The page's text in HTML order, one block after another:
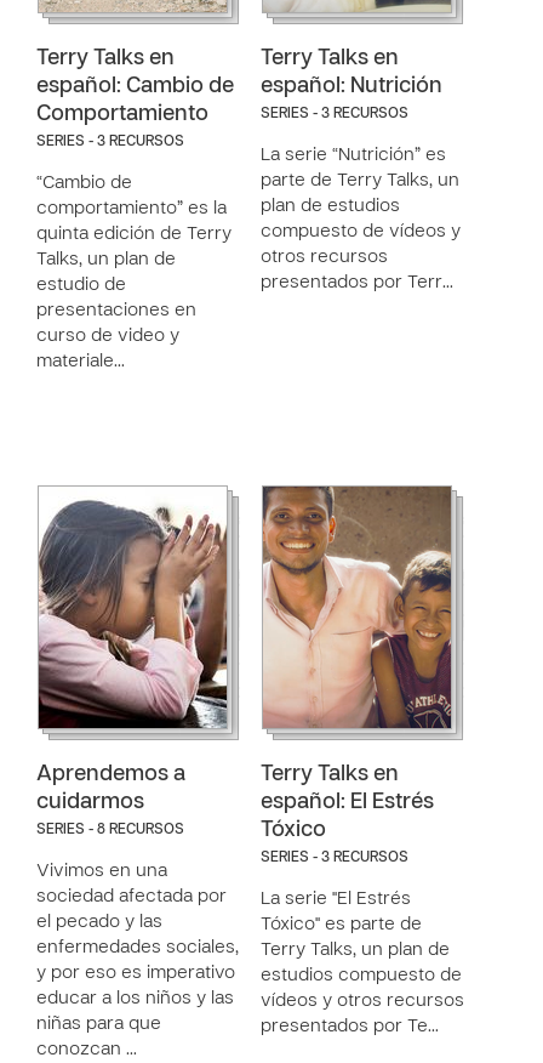
Terry Talks en
español: Cambio de
Comportamiento
SERIES - 3 RECURSOS
“Cambio de
comportamiento” es la
quinta edición de Terry
Talks, un plan de
estudio de
presentaciones en
curso de video y
materiale…
Terry Talks en
español: Nutrición
SERIES - 3 RECURSOS
La serie “Nutrición” es
parte de Terry Talks, un
plan de estudios
compuesto de vídeos y
otros recursos
presentados por Terr…
Aprendemos a
cuidarmos
SERIES - 8 RECURSOS
Vivimos en una
sociedad afectada por
el pecado y las
enfermedades sociales,
y por eso es imperativo
educar a los niños y las
niñas para que
conozcan …
Terry Talks en
español: El Estrés
Tóxico
SERIES - 3 RECURSOS
La serie "El Estrés
Tóxico" es parte de
Terry Talks, un plan de
estudios compuesto de
vídeos y otros recursos
presentados por Te…